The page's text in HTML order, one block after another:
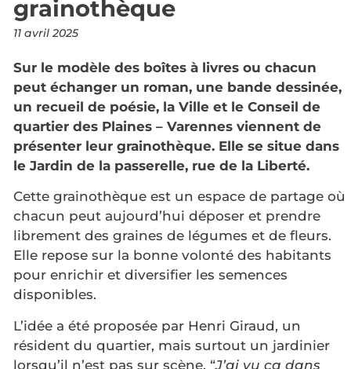
grainothèque
11 avril 2025
Sur le modèle des boîtes à livres ou chacun
peut échanger un roman, une bande dessinée,
un recueil de poésie, la Ville et le Conseil de
quartier des Plaines – Varennes viennent de
présenter leur grainothèque. Elle se situe dans
le Jardin de la passerelle, rue de la Liberté.
Cette grainothèque est un espace de partage où
chacun peut aujourd’hui déposer et prendre
librement des graines de légumes et de fleurs.
Elle repose sur la bonne volonté des habitants
pour enrichir et diversifier les semences
disponibles.
L’idée a été proposée par Henri Giraud, un
résident du quartier, mais surtout un jardinier
lorsqu’il n’est pas sur scène. “J’ai vu ça dans